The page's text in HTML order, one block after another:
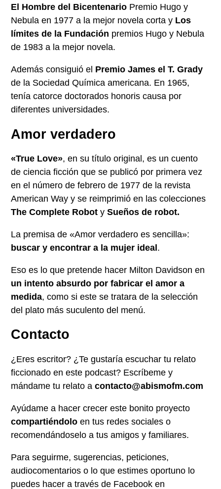
El Hombre del Bicentenario Premio Hugo y
Nebula en 1977 a la mejor novela corta y Los
límites de la Fundación premios Hugo y Nebula
de 1983 a la mejor novela.
Además consiguió el Premio James el T. Grady
de la Sociedad Química americana. En 1965,
tenía catorce doctorados honoris causa por
diferentes universidades.
Amor verdadero
«True Love», en su título original, es un cuento
de ciencia ficción que se publicó por primera vez
en el número de febrero de 1977 de la revista
American Way y se reimprimió en las colecciones
The Complete RobotySueños de robot.
La premisa de «Amor verdadero es sencilla»:
buscar y encontrar a la mujer ideal.
Eso es lo que pretende hacer Milton Davidson en
un intento absurdo por fabricar el amor a
medida, como si este se tratara de la selección
del plato más suculento del menú.
Contacto
¿Eres escritor? ¿Te gustaría escuchar tu relato
ficcionado en este podcast? Escríbeme y
mándame tu relato acontacto@abismofm.com
Ayúdame a hacer crecer este bonito proyecto
compartiéndolo en tus redes sociales o
recomendándoselo a tus amigos y familiares.
Para seguirme, sugerencias, peticiones,
audiocomentarios o lo que estimes oportuno lo
puedes hacer a través de Facebook en